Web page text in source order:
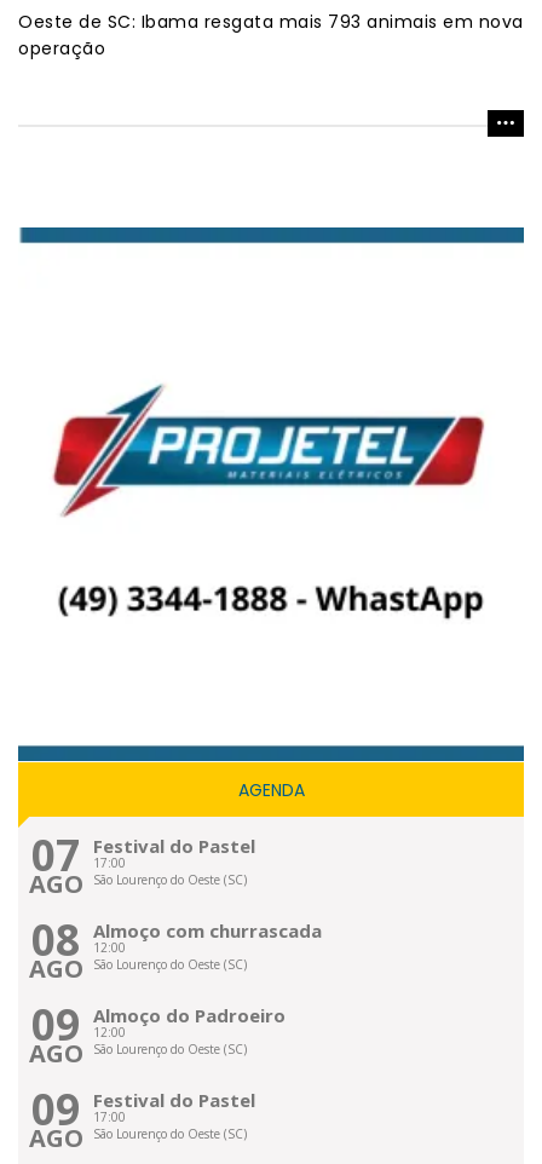
Oeste de SC: Ibama resgata mais 793 animais em nova
operação
AGENDA
07
AGO
Festival do Pastel
17:00
São Lourenço do Oeste (SC)
08
AGO
Almoço com churrascada
12:00
São Lourenço do Oeste (SC)
09
AGO
Almoço do Padroeiro
12:00
São Lourenço do Oeste (SC)
09
AGO
Festival do Pastel
17:00
São Lourenço do Oeste (SC)